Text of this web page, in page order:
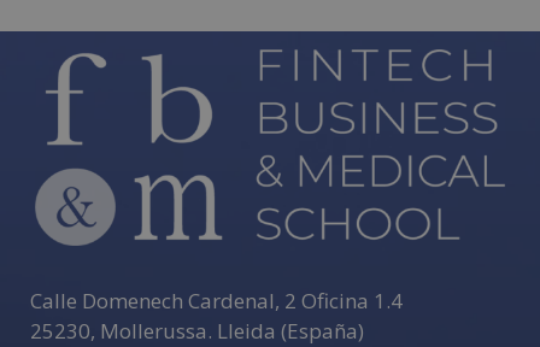
Calle Domenech Cardenal, 2 Oficina 1.4
25230, Mollerussa. Lleida (España)